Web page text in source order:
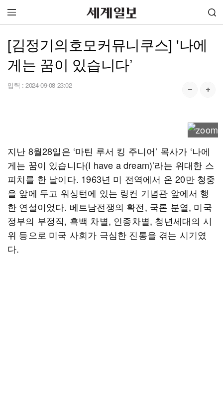
[김정기의호모커뮤니쿠스] '나에
게는 꿈이 있습니다’
입력 : 2024-09-08 23:02
지난 8월28일은 ‘마틴 루서 킹 주니어’ 목사가 ‘나에
게는 꿈이 있습니다(I have a dream)’라는 위대한 스
피치를 한 날이다. 1963년 미 전역에서 온 20만 청중
을 앞에 두고 워싱턴에 있는 링컨 기념관 앞에서 행
한 연설이었다. 베트남전쟁의 확전, 국론 분열, 미국
정부의 부정직, 흑백 차별, 인종차별, 청년세대의 시
위 등으로 미국 사회가 극심한 진통을 겪는 시기였
다.